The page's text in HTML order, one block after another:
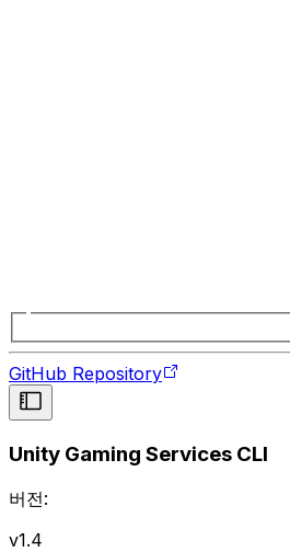
GitHub Repository
Unity Gaming Services CLI
버전:
v1.4